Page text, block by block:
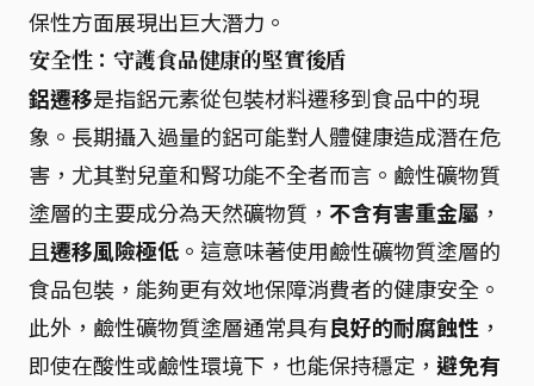
保性方面展現出巨大潛力。
安全性：守護食品健康的堅實後盾
鋁遷移是指鋁元素從包裝材料遷移到食品中的現
象。長期攝入過量的鋁可能對人體健康造成潛在危
害，尤其對兒童和腎功能不全者而言。鹼性礦物質
塗層的主要成分為天然礦物質， 不含有害重金屬 ，
且遷移風險極低 。這意味著使用鹼性礦物質塗層的
食品包裝，能夠更有效地保障消費者的健康安全。
此外，鹼性礦物質塗層通常具有良好的耐腐蝕性 ，
即使在酸性或鹼性環境下，也能保持穩定， 避免有